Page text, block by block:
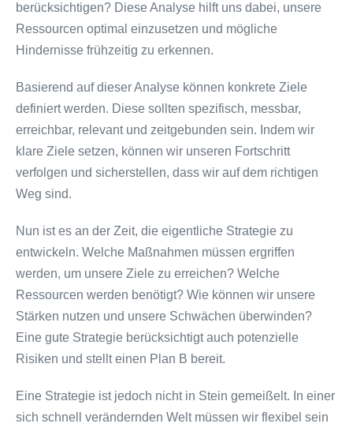
berücksichtigen? Diese Analyse hilft uns dabei, unsere
Ressourcen optimal einzusetzen und mögliche
Hindernisse frühzeitig zu erkennen.
Basierend auf dieser Analyse können konkrete Ziele
definiert werden. Diese sollten spezifisch, messbar,
erreichbar, relevant und zeitgebunden sein. Indem wir
klare Ziele setzen, können wir unseren Fortschritt
verfolgen und sicherstellen, dass wir auf dem richtigen
Weg sind.
Nun ist es an der Zeit, die eigentliche Strategie zu
entwickeln. Welche Maßnahmen müssen ergriffen
werden, um unsere Ziele zu erreichen? Welche
Ressourcen werden benötigt? Wie können wir unsere
Stärken nutzen und unsere Schwächen überwinden?
Eine gute Strategie berücksichtigt auch potenzielle
Risiken und stellt einen Plan B bereit.
Eine Strategie ist jedoch nicht in Stein gemeißelt. In einer
sich schnell verändernden Welt müssen wir flexibel sein